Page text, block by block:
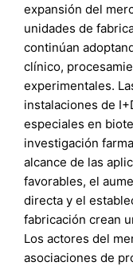
expansión del
unidades de
continúan
clínico,
experimentales.
instalaciones de
especiales en
investigación
alcance de las
favorables, el
directa y el
fabricación crean
Los actores del
asociaciones de